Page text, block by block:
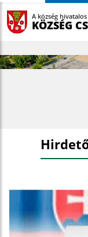
A község
KÖZSÉG